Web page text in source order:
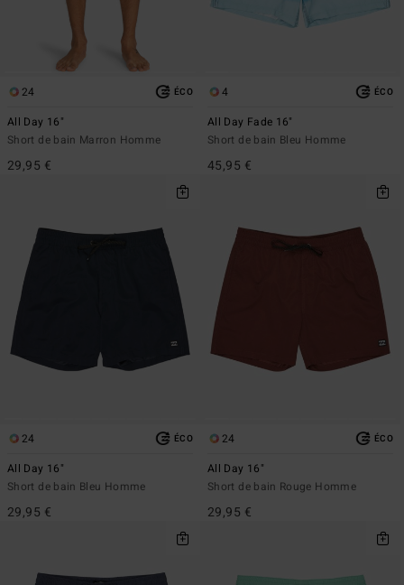
24 ÉCO
All Day 16"
Short de bain Marron Homme
29,95 €
4 ÉCO
All Day Fade 16"
Short de bain Bleu Homme
45,95 €
24 ÉCO
All Day 16"
Short de bain Bleu Homme
29,95 €
24 ÉCO
All Day 16"
Short de bain Rouge Homme
29,95 €